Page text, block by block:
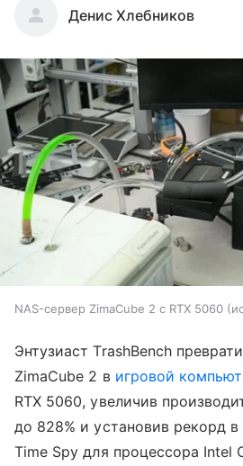
Денис Хлебников
NAS-сервер ZimaCube 2 с RTX 5060
Энтузиаст TrashBench
ZimaCube 2 в игровой
RTX 5060, увеличив
до 828% и установив рекорд
Time Spy для процессора Intel